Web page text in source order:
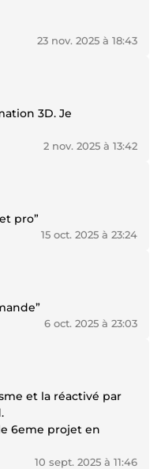
23 nov. 2025 à 18:43
3D. Je
2 nov. 2025 à 13:42
pro”
15 oct. 2025 à 23:24
6 oct. 2025 à 23:03
et la réactivé par
6eme projet en
10 sept. 2025 à 11:46